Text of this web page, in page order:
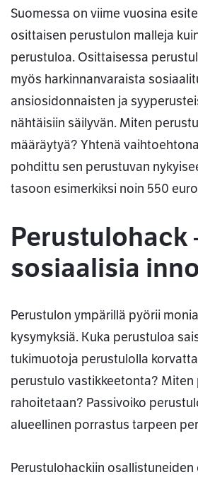
Suomessa on viime vuosina
osittaisen perustulon malleja
perustuloa. Osittaisessa
myös harkinnanvaraista
ansiosidonnaisten ja
nähtäisiin säilyvän. Miten
määräytyä? Yhtenä
pohdittu sen perustuvan
tasoon esimerkiksi noin 550
Perustulohack
sosiaalisia
Perustulon ympärillä pyörii
kysymyksiä. Kuka perustuloa
tukimuotoja perustulolla
perustulo vastikkeetonta? Miten
rahoitetaan? Passivoiko
alueellinen porrastus tarpeen
Perustulohackiin